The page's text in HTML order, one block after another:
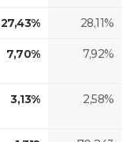
27,43% 28,11%
7,70% 7,92%
3,13% 2,58%